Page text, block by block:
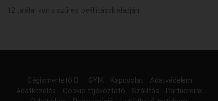
12 találat van a szűrési beállítások alapján.
Cégismertető GYIK Kapcsolat
Adatvédelem
Adatkezelés
Cookie tájékoztató Szállítás
Partnereink